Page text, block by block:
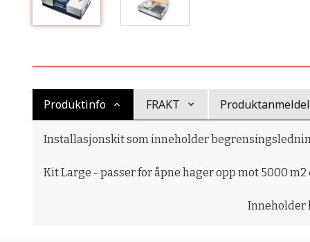
Produktinfo FRAKT
Installasjonskit som inneholder
Kit Large - passer for åpne hager opp mot 5000
Inneholder